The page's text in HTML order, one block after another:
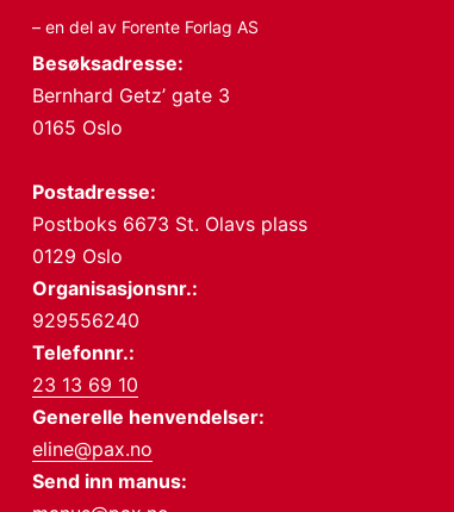
– en del av Forente Forlag AS
Besøksadresse:
Bernhard Getz’ gate 3
0165 Oslo
Postadresse:
Postboks 6673 St. Olavs plass
0129 Oslo
Organisasjonsnr.:
929556240
Telefonnr.:
23 13 69 10
Generelle henvendelser:
eline@pax.no
Send inn manus: